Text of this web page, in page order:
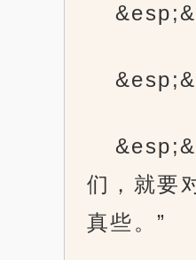
们，就要
真些。”